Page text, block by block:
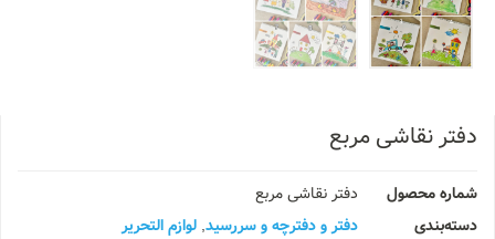
نقاشی مربع
محصول
دفتر نقاشی مربع
دفتر و دفترچه و سررسید,لوازم التحریر